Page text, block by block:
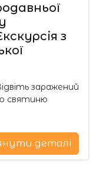
з
заражений
святиню
деталі